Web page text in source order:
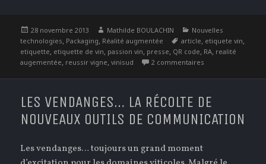
Publié
le
28 novembre 2013 Auteur
Mathilde BOULACHIN Catégories
Nouvelles
technologies, Packaging, Réalité augmentée Étiquettes
article, etiquete vin,
etiquette, etiquette de vin, passion vin, presse, QR code, RA, realité
augementée, reussir vigne,vinisud 2 commentaires
LES VENDANGES… LA RÉCOLTE DE
NOUVEAUX OUTILS DE COMMUNICATION
Les vendanges… toujours un grand moment